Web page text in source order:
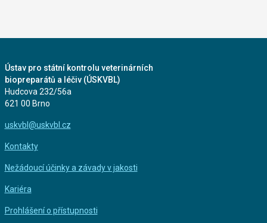
Ústav pro státní kontrolu veterinárních
biopreparátů a léčiv (ÚSKVBL)
Hudcova 232/56a
621 00 Brno
uskvbl@uskvbl.cz
Kontakty
Nežádoucí účinky a závady v jakosti
Kariéra
Prohlášení o přístupnosti